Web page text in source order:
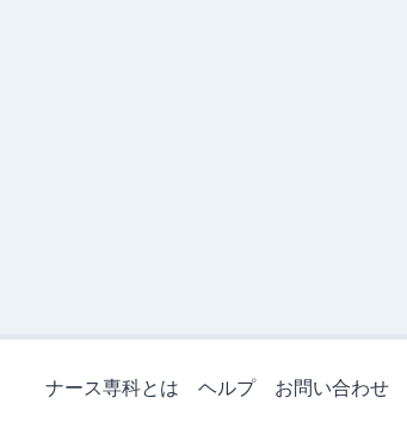
ナース専科とは ヘルプ お問い合わせ